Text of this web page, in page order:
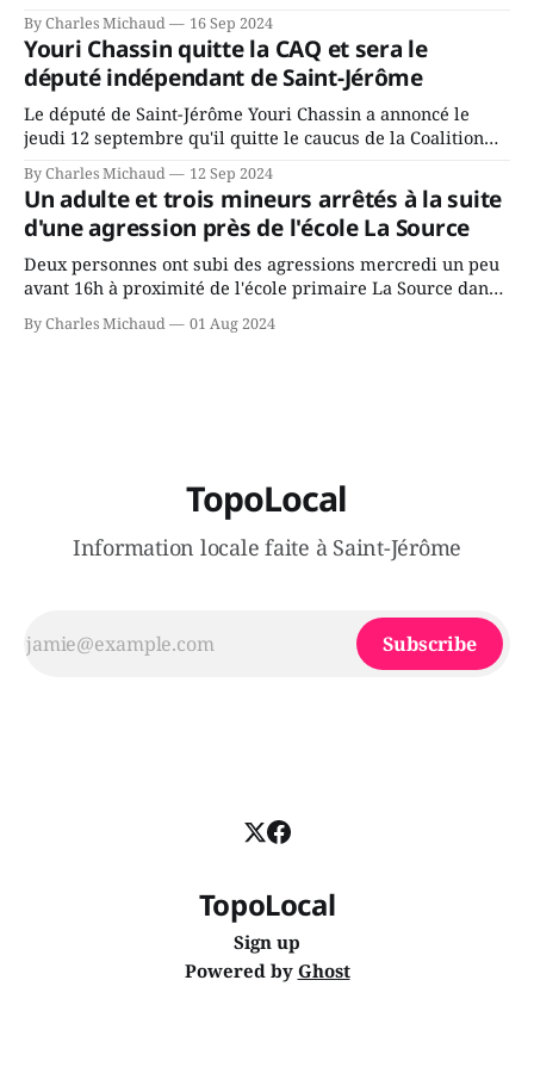
depuis longtemps? Sera-t-il candidat indépendant dans 2
ans? Joindrait-il un autre parti, par exemple les
conservateurs d’Éric Duhaime? Que lui
By Charles Michaud 16 Sep 2024
Youri Chassin quitte la CAQ et sera le
député indépendant de Saint-Jérôme
Le député de Saint-Jérôme Youri Chassin a annoncé le
jeudi 12 septembre qu'il quitte le caucus de la Coalition
gouvernement de la CAQ, surtout de son incapacité, qu'il
juge chronique, à offrir des
By Charles Michaud 12 Sep 2024
Un adulte et trois mineurs arrêtés à la suite
d'une agression près de l'école La Source
Deux personnes ont subi des agressions mercredi un peu
avant 16h à proximité de l'école primaire La Source dans
victimes aurait été écrasée sous un véhicule et aspergée
By Charles Michaud 01 Aug 2024
TopoLocal
Information locale faite à Saint-Jérôme
Subscribe
TopoLocal
Sign up
Powered by Ghost